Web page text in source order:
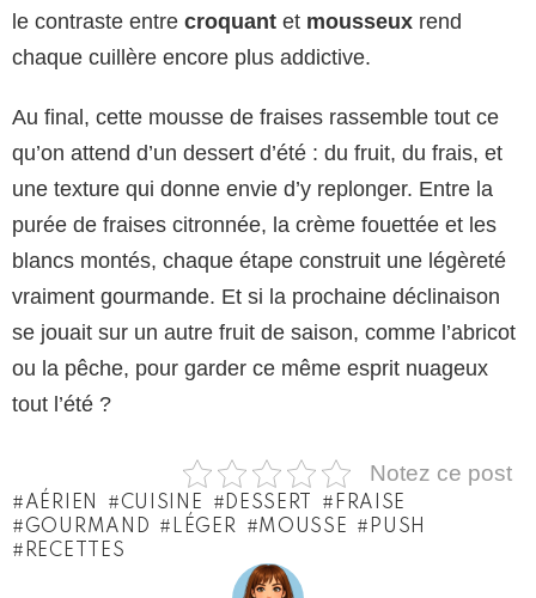
le contraste entre croquant et mousseux rend
chaque cuillère encore plus addictive.
Au final, cette mousse de fraises rassemble tout ce
qu’on attend d’un dessert d’été : du fruit, du frais, et
une texture qui donne envie d’y replonger. Entre la
purée de fraises citronnée, la crème fouettée et les
blancs montés, chaque étape construit une légèreté
vraiment gourmande. Et si la prochaine déclinaison
se jouait sur un autre fruit de saison, comme l’abricot
ou la pêche, pour garder ce même esprit nuageux
tout l’été ?
Notez ce post
AÉRIEN CUISINE DESSERT
FRAISE
GOURMAND
LÉGER MOUSSE
PUSH
RECETTES